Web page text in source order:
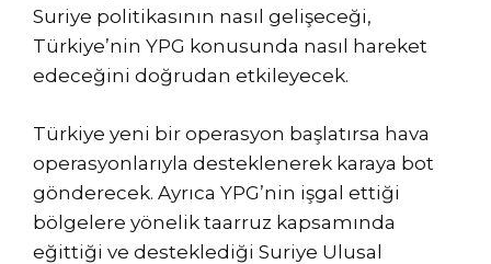
Suriye politikasının nasıl gelişeceği,
Türkiye’nin YPG konusunda nasıl hareket
edeceğini doğrudan etkileyecek.
Türkiye yeni bir operasyon başlatırsa hava
operasyonlarıyla desteklenerek karaya bot
gönderecek. Ayrıca YPG’nin işgal ettiği
bölgelere yönelik taarruz kapsamında
eğittiği ve desteklediği Suriye Ulusal